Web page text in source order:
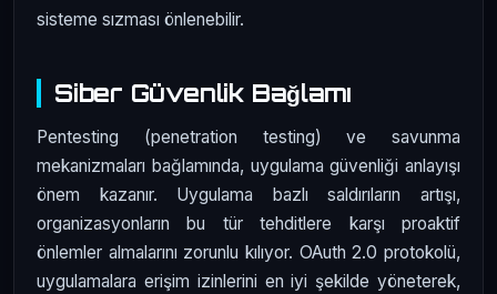
sisteme sızması önlenebilir.
Siber Güvenlik Bağlamı
Pentesting (penetration testing) ve savunma
mekanizmaları bağlamında, uygulama güvenliği anlayışı
önem kazanır. Uygulama bazlı saldırıların artışı,
organizasyonların bu tür tehditlere karşı proaktif
önlemler almalarını zorunlu kılıyor. OAuth 2.0 protokolü,
uygulamalara erişim izinlerini en iyi şekilde yöneterek,